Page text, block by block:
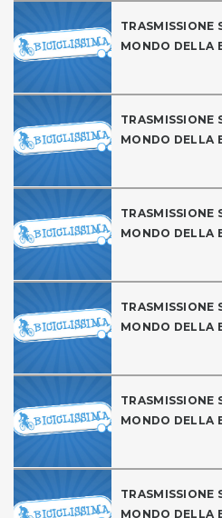
TRASMISSIONE
MONDO DELLA
TRASMISSIONE
MONDO DELLA
TRASMISSIONE
MONDO DELLA
TRASMISSIONE
MONDO DELLA
TRASMISSIONE
MONDO DELLA
TRASMISSIONE
MONDO DELLA